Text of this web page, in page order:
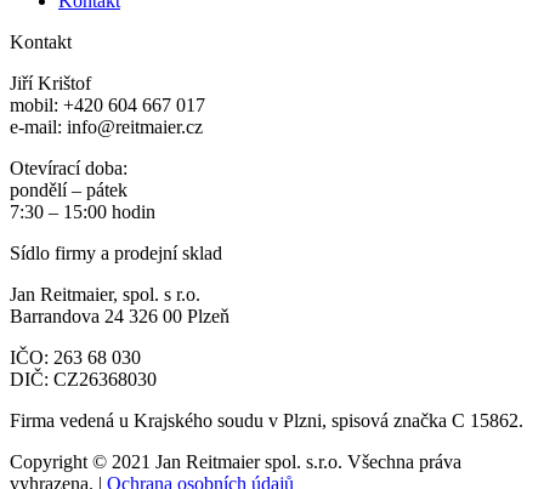
Kontakt
Jiří Krištof
mobil: +420 604 667 017
e-mail: info@reitmaier.cz
Otevírací doba:
pondělí – pátek
7:30 – 15:00 hodin
Sídlo firmy a prodejní sklad
Jan Reitmaier, spol. s r.o.
Barrandova 24 326 00 Plzeň
IČO: 263 68 030
DIČ: CZ26368030
Firma vedená u Krajského soudu v Plzni, spisová značka C 15862.
Copyright © 2021 Jan Reitmaier spol. s.r.o. Všechna práva
vyhrazena. | Ochrana osobních údajů